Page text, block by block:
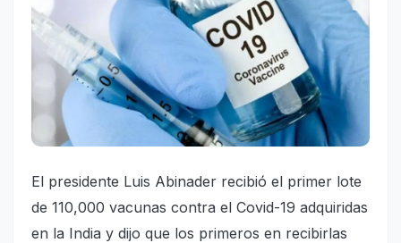
El presidente Luis Abinader recibió el primer lote
de 110,000 vacunas contra el Covid-19 adquiridas
en la India y dijo que los primeros en recibirlas